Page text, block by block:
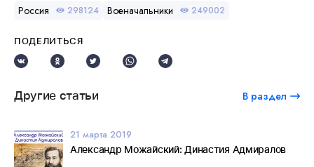
Россия 298124 Военачальники 249002
ПОДЕЛИТЬСЯ
Другие статьи В раздел
21 марта 2019
Александр Можайский: Династия Адмиралов